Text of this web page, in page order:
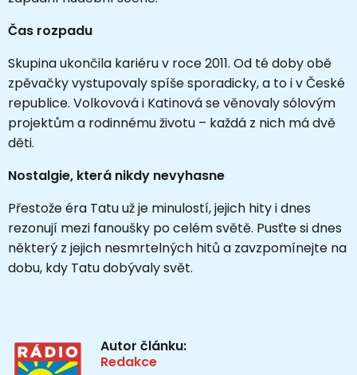
Čas rozpadu
Skupina ukončila kariéru v roce 2011. Od té doby obě
zpěvačky vystupovaly spíše sporadicky, a to i v České
republice. Volkovová i Katinová se věnovaly sólovým
projektům a rodinnému životu – každá z nich má dvě
děti.
Nostalgie, která nikdy nevyhasne
Přestože éra Tatu už je minulostí, jejich hity i dnes
rezonují mezi fanoušky po celém světě. Pusťte si dnes
některý z jejich nesmrtelných hitů a zavzpomínejte na
dobu, kdy Tatu dobývaly svět.
Autor článku:
Redakce